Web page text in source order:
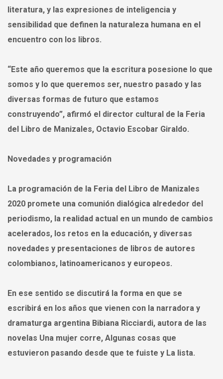
literatura, y las expresiones de inteligencia y
sensibilidad que definen la naturaleza humana en el
encuentro con los libros.
“Este año queremos que la escritura posesione lo que
somos y lo que queremos ser, nuestro pasado y las
diversas formas de futuro que estamos
construyendo”, afirmó el director cultural de la Feria
del Libro de Manizales, Octavio Escobar Giraldo.
Novedades y programación
La programación de la Feria del Libro de Manizales
2020 promete una comunión dialógica alrededor del
periodismo, la realidad actual en un mundo de cambios
acelerados, los retos en la educación, y diversas
novedades y presentaciones de libros de autores
colombianos, latinoamericanos y europeos.
En ese sentido se discutirá la forma en que se
escribirá en los años que vienen con la narradora y
dramaturga argentina Bibiana Ricciardi, autora de las
novelas Una mujer corre, Algunas cosas que
estuvieron pasando desde que te fuiste y La lista.